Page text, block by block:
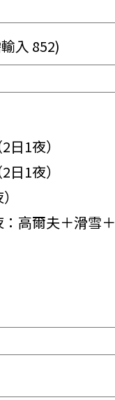
入 852)
1夜）
1夜）
高爾夫＋滑雪